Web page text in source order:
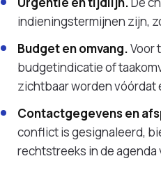
indieningstermijnen zijn,
Budget en omvang.Voor
budgetindicatie of
zichtbaar worden vóórdat
Contactgegevens en
conflict is gesignaleerd,
rechtstreeks in de agenda